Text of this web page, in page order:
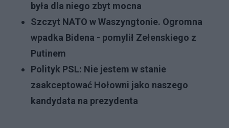
była dla niego zbyt mocna
Szczyt NATO w Waszyngtonie. Ogromna
wpadka Bidena - pomylił Zełenskiego z
Putinem
Polityk PSL: Nie jestem w stanie
zaakceptować Hołowni jako naszego
kandydata na prezydenta